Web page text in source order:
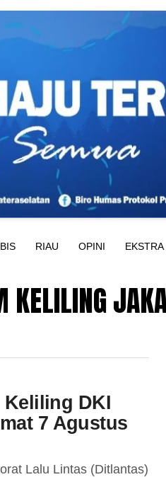
RIAU OPINI EKSTRA
Keliling DKI
7 Agustus
Lalu Lintas (Ditlantas)